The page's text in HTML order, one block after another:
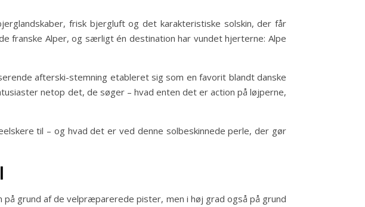
frisk bjergluft og det karakteristiske solskin, der får
franske Alper, og særligt én destination har vundet hjerterne: Alpe
afterski-stemning etableret sig som en favorit blandt danske
netop det, de søger – hvad enten det er action på løjperne,
til – og hvad det er ved denne solbeskinnede perle, der gør
grund af de velpræparerede pister, men i høj grad også på grund